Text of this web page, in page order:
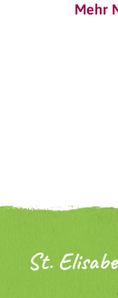
Mehr
St.